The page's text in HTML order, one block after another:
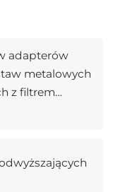
adapterów
metalowych
z filtrem
9 szt.